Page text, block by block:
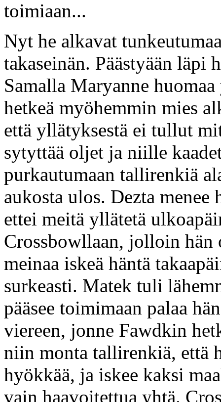
toimiaan...
Nyt he alkavat
takaseinän. Päästyään läpi
Samalla Maryanne
hetkeä myöhemmin mies
että yllätyksestä ei tullut
sytyttää oljet ja niille
purkautumaan tallirenkiä
aukosta ulos. Dezta menee
ettei meitä yllätetä
Crossbowllaan, jolloin
meinaa iskeä häntä
surkeasti. Matek tuli
pääsee toimimaan palaa
viereen, jonne Fawdkin
niin monta tallirenkiä, että
hyökkää, ja iskee kaksi
vain haavoitettua yhtä.